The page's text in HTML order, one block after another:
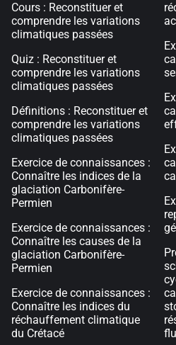
Cours : Reconstituer et
comprendre les variations
climatiques passées
Quiz : Reconstituer et
comprendre les variations
climatiques passées
Définitions : Reconstituer et
comprendre les variations
climatiques passées
Exercice de connaissances :
Connaître les indices de la
glaciation Carbonifère-
Permien
Exercice de connaissances :
Connaître les causes de la
glaciation Carbonifère-
Permien
Exercice de connaissances :
Connaître les indices du
réchauffement climatique
du Crétacé